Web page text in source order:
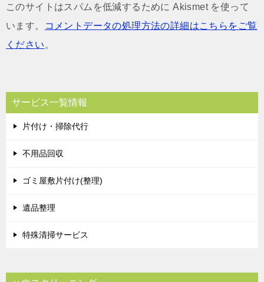
このサイトはスパムを低減するために Akismet を使って
います。
コメントデータの処理方法の詳細はこちらをご覧
ください 。
サービス一覧情報
片付け・掃除代行
不用品回収
ゴミ屋敷片付け(整理)
遺品整理
特殊清掃サービス